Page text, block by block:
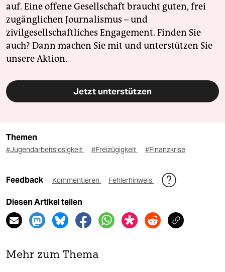
auf. Eine offene Gesellschaft braucht guten, frei
zugänglichen Journalismus – und
zivilgesellschaftliches Engagement. Finden Sie
auch? Dann machen Sie mit und unterstützen Sie
unsere Aktion.
Jetzt unterstützen
Themen
#Jugendarbeitslosigkeit #Freizügigkeit #Finanzkrise
Feedback Kommentieren Fehlerhinweis
Diesen Artikel teilen
Mehr zum Thema